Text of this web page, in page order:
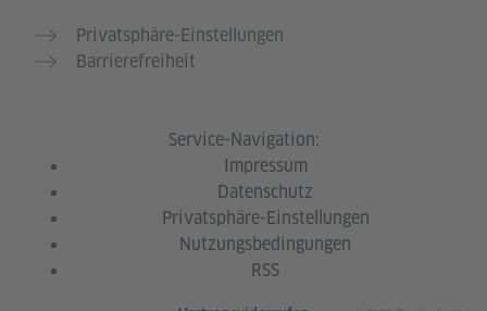
Privatsphäre-Einstellungen
Barrierefreiheit
Service-Navigation:
Impressum
Datenschutz
Privatsphäre-Einstellungen
Nutzungsbedingungen
RSS